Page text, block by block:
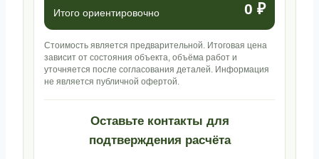
Итого ориентировочно 0 ₽
Стоимость является предварительной. Итоговая цена
зависит от состояния объекта, объёма работ и
уточняется после согласования деталей. Информация
не является публичной офертой.
Оставьте контакты для
подтверждения расчёта